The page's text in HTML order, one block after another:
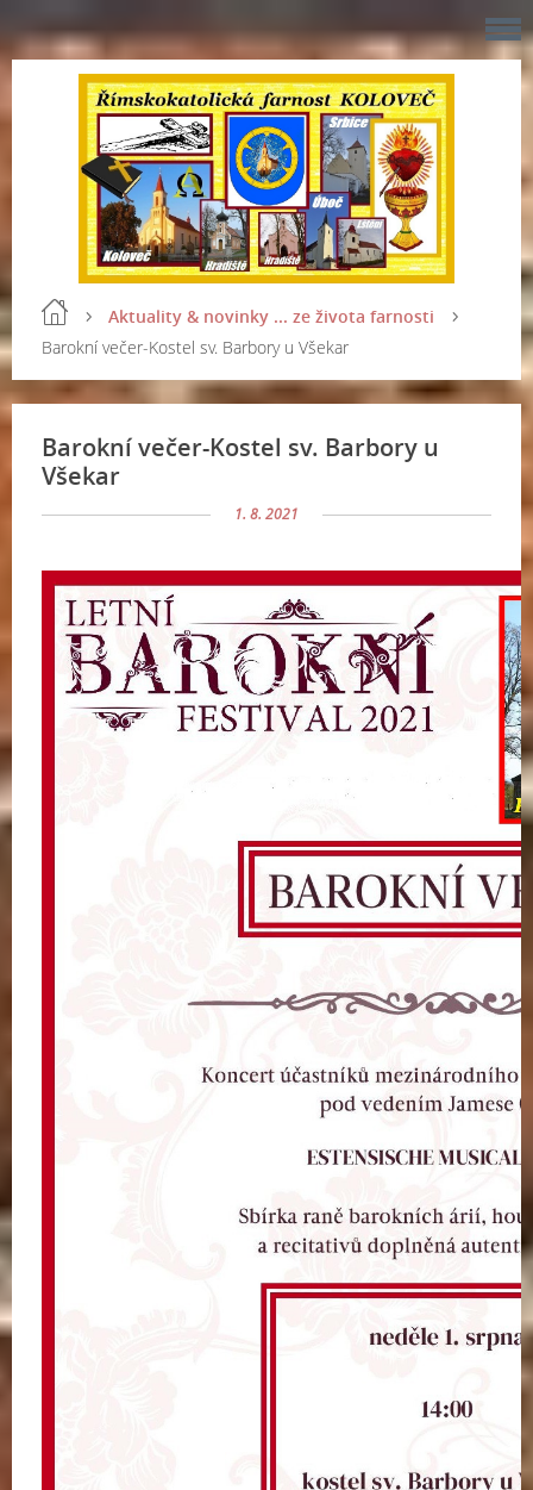
Aktuality & novinky ... ze života farnosti
Barokní večer-Kostel sv. Barbory u Všekar
Barokní večer-Kostel sv. Barbory u
Všekar
1. 8. 2021